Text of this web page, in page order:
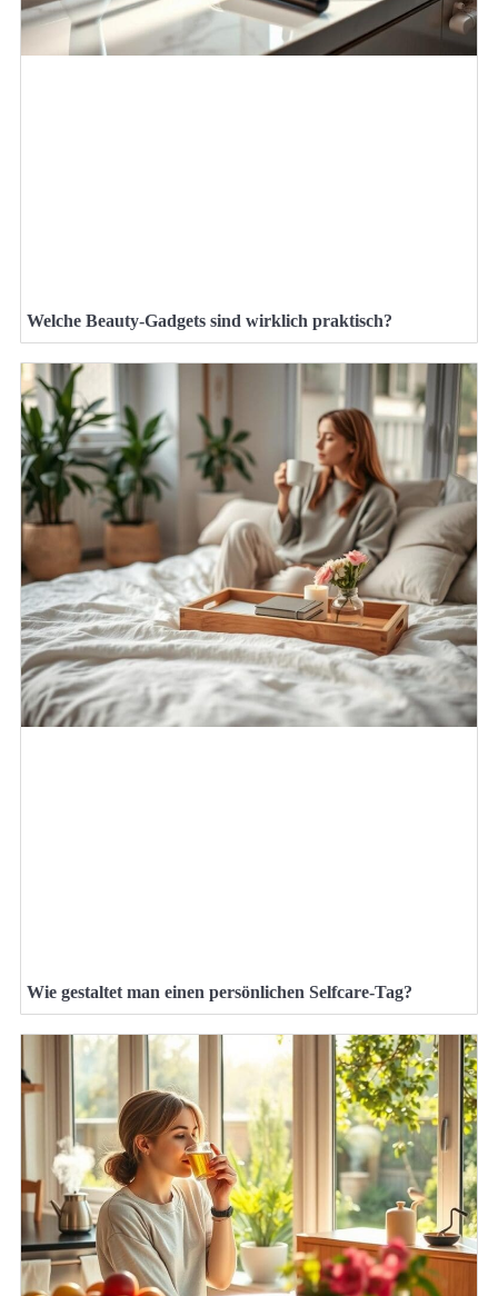
Welche Beauty-Gadgets sind wirklich praktisch?
Wie gestaltet man einen persönlichen Selfcare-Tag?